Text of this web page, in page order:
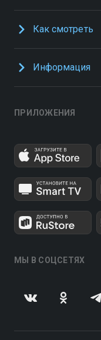
Как смотреть
Информация
ПРИЛОЖЕНИЯ
МЫ В СОЦСЕТЯХ